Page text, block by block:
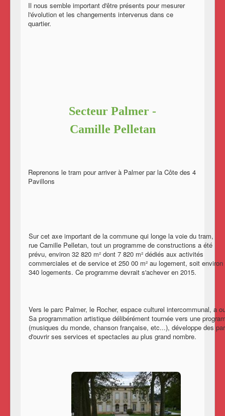
Il nous semble important d'être présents pour mesurer
l'évolution et les changements intervenus dans ce
quartier.
Secteur Palmer -
Camille Pelletan
Reprenons le tram pour arriver à Palmer par la Côte des 4
Pavillons
Sur cet axe important de la commune qui longe la voie du tram,
rue Camille Pelletan, tout un programme de constructions a été
prévu, environ 32 820 m² dont 7 820 m² dédiés aux activités
commerciales et de service et 250 00 m² au logement, soit environ
340 logements. Ce programme devrait s'achever en 2015.
Vers le parc Palmer, le Rocher, espace culturel intercommunal, a
Sa programmation artistique délibérément tournée vers une
(musiques du monde, chanson française, etc...), développe des
d'ouvrir ses services et spectacles au plus grand nombre.